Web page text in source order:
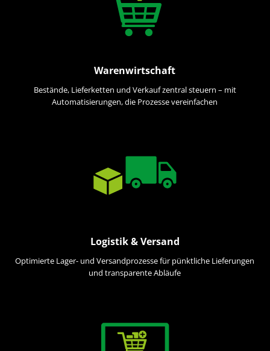
Warenwirtschaft
Bestände, Lieferketten und Verkauf zentral steuern – mit
Automatisierungen, die Prozesse vereinfachen
Logistik & Versand
Optimierte Lager- und Versandprozesse für pünktliche Lieferungen
und transparente Abläufe